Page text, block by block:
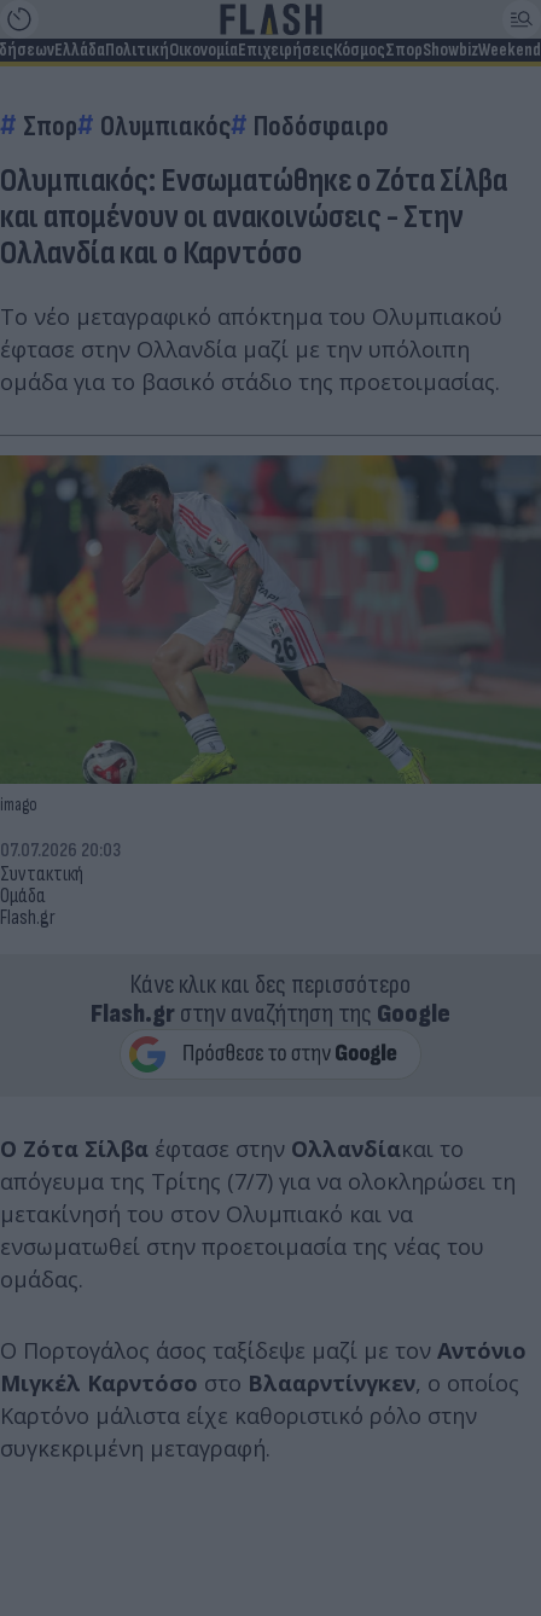
ΕλλάδαΠολιτικήΟικονομίαΕπιχειρήσειςΚόσμοςΣπορShowbizWeekend
Σπορ Ολυμπιακός Ποδόσφαιρο
Ολυμπιακός: Ενσωματώθηκε ο Ζότα Σίλβα
και απομένουν οι ανακοινώσεις - Στην
Ολλανδία και ο Καρντόσο
Το νέο μεταγραφικό απόκτημα του Ολυμπιακού
έφτασε στην Ολλανδία μαζί με την υπόλοιπη
ομάδα για το βασικό στάδιο της προετοιμασίας.
imago
Συντακτική
Ομάδα
Flash.gr
07.07.2026 20:03
Κάνε κλικ και δες περισσότερο
Flash.grστην αναζήτηση της Google
Ο Ζότα Σίλβα έφτασε στην Ολλανδίακαι το
απόγευμα της Τρίτης (7/7) για να ολοκληρώσει τη
μετακίνησή του στον Ολυμπιακό και να
ενσωματωθεί στην προετοιμασία της νέας του
ομάδας.
Ο Πορτογάλος άσος ταξίδεψε μαζί με τον Αντόνιο
Μιγκέλ Καρντόσο στο Βλααρντίνγκεν, ο οποίος
Καρτόνο μάλιστα είχε καθοριστικό ρόλο στην
συγκεκριμένη μεταγραφή.